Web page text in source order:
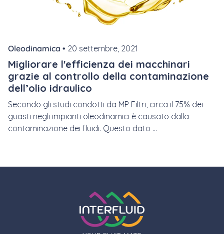
Oleodinamica • 20 settembre, 2021
Migliorare l'efficienza dei macchinari
grazie al controllo della contaminazione
dell’olio idraulico
Secondo gli studi condotti da MP Filtri, circa il 75% dei
guasti negli impianti oleodinamici è causato dalla
contaminazione dei fluidi. Questo dato ...